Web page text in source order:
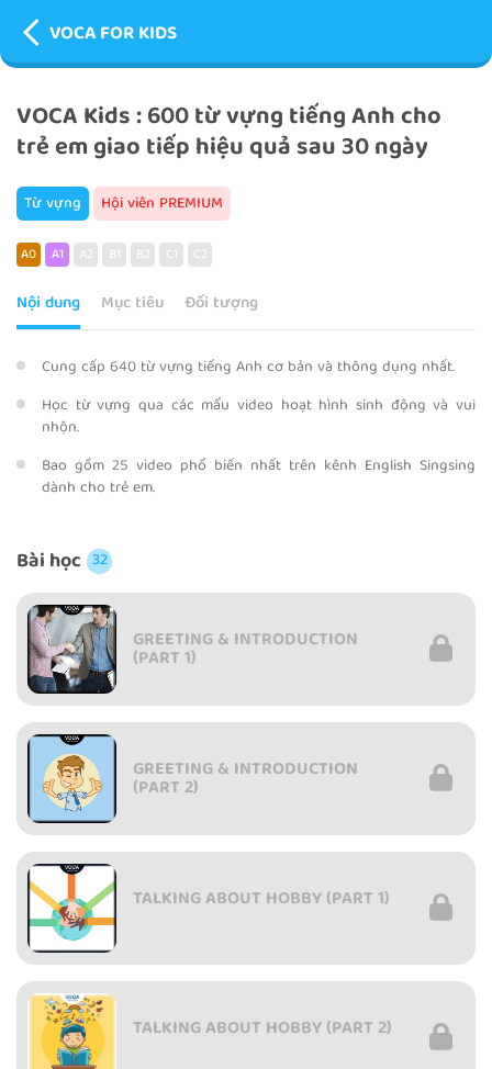
VOCA FOR KIDS
VOCA Kids : 600 từ vựng tiếng Anh cho
trẻ em giao tiếp hiệu quả sau 30 ngày
Từ vựng Hội viên PREMIUM
A0 A1 A2 B1 B2 C1 C2
Nội dung Mục tiêu Đối tượng
Cung cấp 640 từ vựng tiếng Anh cơ bản và thông dụng nhất.
Học từ vựng qua các mẩu video hoạt hình sinh động và vui
nhộn.
Bao gồm 25 video phổ biến nhất trên kênh English Singsing
dành cho trẻ em.
Bài học 32
GREETING & INTRODUCTION
(PART 1)
GREETING & INTRODUCTION
(PART 2)
TALKING ABOUT HOBBY (PART 1)
TALKING ABOUT HOBBY (PART 2)